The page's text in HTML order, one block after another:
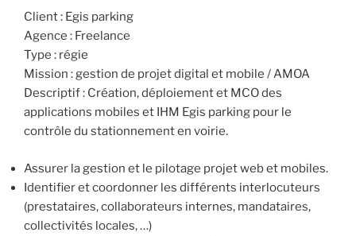
Client : Egis parking
Agence : Freelance
Type : régie
Mission : gestion de projet digital et mobile / AMOA
Descriptif : Création, déploiement et MCO des
applications mobiles et IHM Egis parking pour le
contrôle du stationnement en voirie.
Assurer la gestion et le pilotage projet web et mobiles.
Identifier et coordonner les différents interlocuteurs
(prestataires, collaborateurs internes, mandataires,
collectivités locales, …)